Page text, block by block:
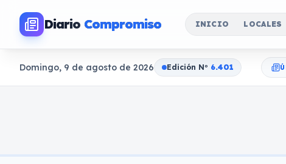
Diario Compromiso INICIO LOCALES
Domingo, 9 de agosto de 2026 Edición No 6.401